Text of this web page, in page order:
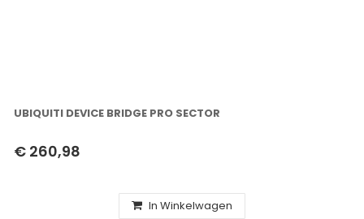
UBIQUITI DEVICE BRIDGE PRO SECTOR
€ 260,98
In Winkelwagen